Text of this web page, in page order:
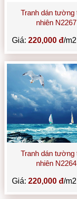
Tranh dán tường
nhiên N2267
Giá:220,000 đ/m2
Tranh dán tường
nhiên N2264
Giá:220,000 đ/m2